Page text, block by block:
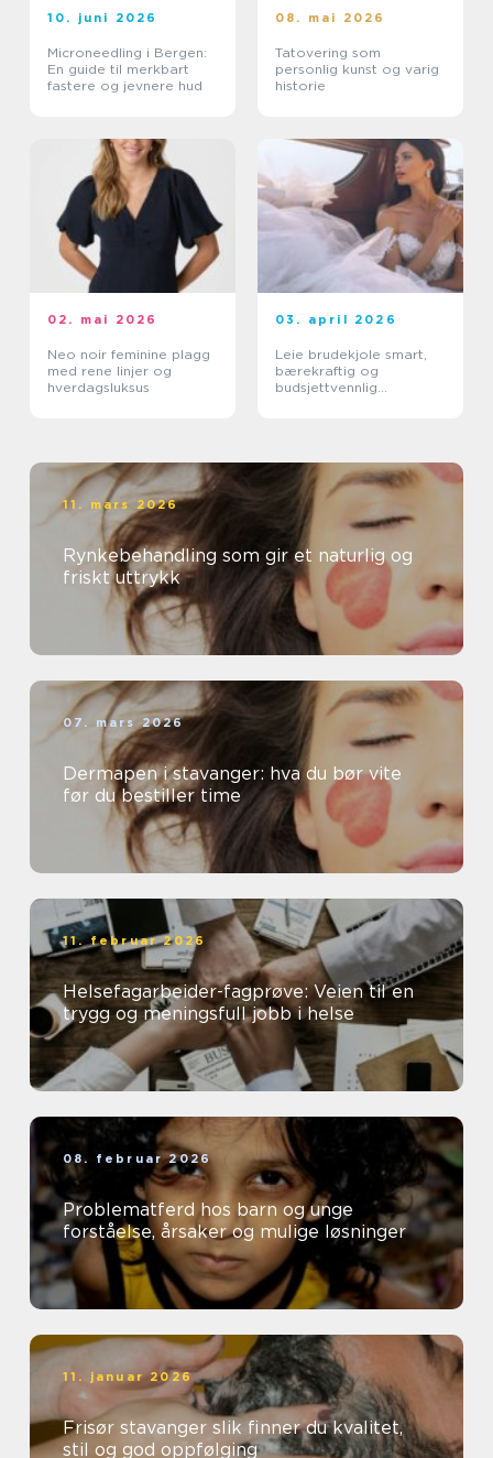
10. juni 2026
Microneedling i Bergen:
En guide til merkbart
fastere og jevnere hud
08. mai 2026
Tatovering som
personlig kunst og varig
historie
02. mai 2026
Neo noir feminine plagg
med rene linjer og
hverdagsluksus
03. april 2026
Leie brudekjole smart,
bærekraftig og
budsjettvennlig
11. mars 2026
Rynkebehandling som gir et naturlig og
friskt uttrykk
07. mars 2026
Dermapen i stavanger: hva du bør vite
før du bestiller time
11. februar 2026
Helsefagarbeider-fagprøve: Veien til en
trygg og meningsfull jobb i helse
08. februar 2026
Problematferd hos barn og unge
forståelse, årsaker og mulige løsninger
11. januar 2026
Frisør stavanger slik finner du kvalitet,
stil og god oppfølging